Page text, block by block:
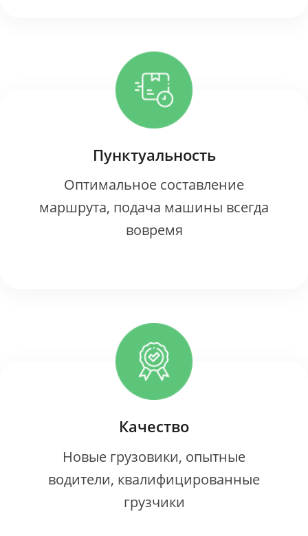
Пунктуальность
Оптимальное составление
маршрута, подача машины всегда
вовремя
Качество
Новые грузовики, опытные
водители, квалифицированные
грузчики